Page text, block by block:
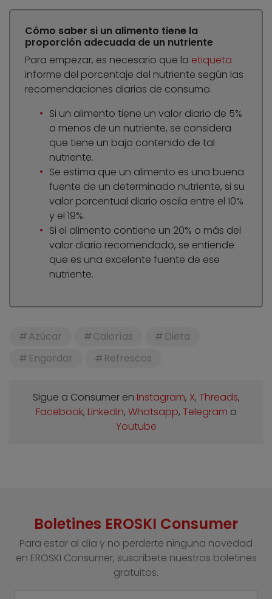
Cómo saber si un alimento tiene la
proporción adecuada de un nutriente
Para empezar, es necesario que la etiqueta
informe del porcentaje del nutriente según las
recomendaciones diarias de consumo.
Si un alimento tiene un valor diario de 5%
o menos de un nutriente, se considera
que tiene un bajo contenido de tal
nutriente.
Se estima que un alimento es una buena
fuente de un determinado nutriente, si su
valor porcentual diario oscila entre el 10%
y el 19%.
Si el alimento contiene un 20% o más del
valor diario recomendado, se entiende
que es una excelente fuente de ese
nutriente.
Azúcar Calorías
Dieta
Engordar
Refrescos
Sigue a Consumer en Instagram, X, Threads,
Facebook, Linkedin, Whatsapp, Telegram o
Youtube
Boletines EROSKI Consumer
Para estar al día y no perderte ninguna novedad
en EROSKI Consumer, suscríbete nuestros boletines
gratuitos.